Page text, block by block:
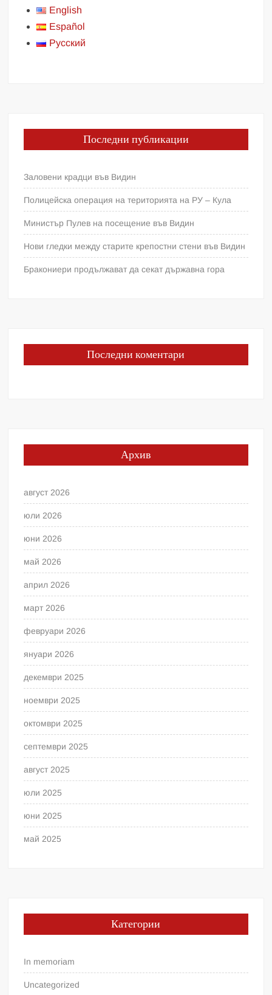
English
Español
Русский
Последни публикации
Заловени крадци във Видин
Полицейска операция на територията на РУ – Кула
Министър Пулев на посещение във Видин
Нови гледки между старите крепостни стени във Видин
Бракониери продължават да секат държавна гора
Последни коментари
Архив
август 2026
юли 2026
юни 2026
май 2026
април 2026
март 2026
февруари 2026
януари 2026
декември 2025
ноември 2025
октомври 2025
септември 2025
август 2025
юли 2025
юни 2025
май 2025
Категории
In memoriam
Uncategorized